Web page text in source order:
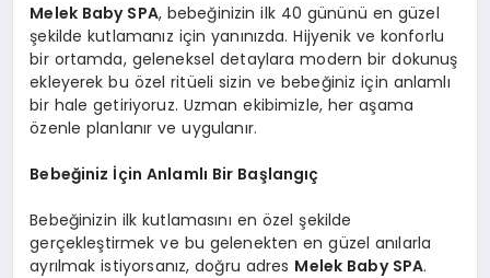
Melek Baby SPA, bebeğinizin ilk 40 gününü en güzel
şekilde kutlamanız için yanınızda. Hijyenik ve konforlu
bir ortamda, geleneksel detaylara modern bir dokunuş
ekleyerek bu özel ritüeli sizin ve bebeğiniz için anlamlı
bir hale getiriyoruz. Uzman ekibimizle, her aşama
özenle planlanır ve uygulanır.
Bebeğiniz İçin Anlamlı Bir Başlangıç
Bebeğinizin ilk kutlamasını en özel şekilde
gerçekleştirmek ve bu gelenekten en güzel anılarla
ayrılmak istiyorsanız, doğru adres Melek Baby SPA.